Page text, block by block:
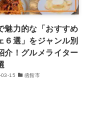
魅力的な「おすすめ
６選」をジャンル別
介！グルメライター
15 函館市